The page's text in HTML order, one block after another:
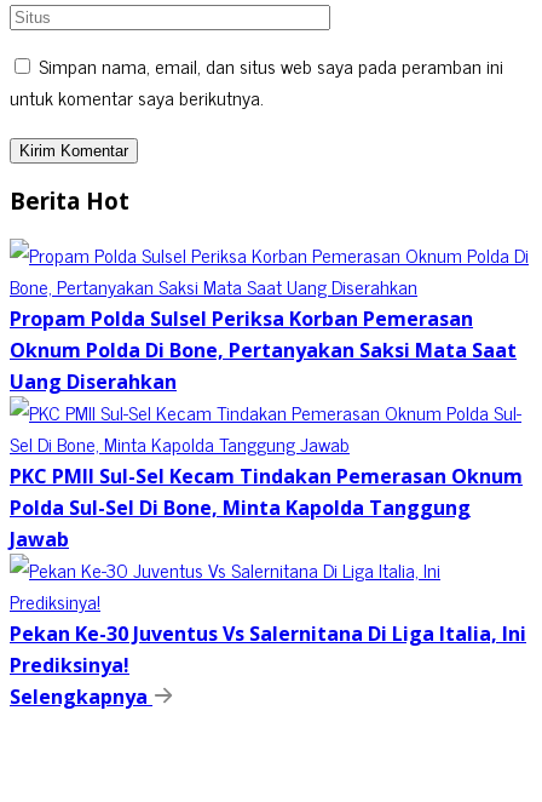
Simpan nama, email, dan situs web saya pada peramban ini
untuk komentar saya berikutnya.
Berita Hot
Propam Polda Sulsel Periksa Korban Pemerasan
Oknum Polda Di Bone, Pertanyakan Saksi Mata Saat
Uang Diserahkan
PKC PMII Sul-Sel Kecam Tindakan Pemerasan Oknum
Polda Sul-Sel Di Bone, Minta Kapolda Tanggung
Jawab
Pekan Ke-30 Juventus Vs Salernitana Di Liga Italia, Ini
Prediksinya!
Selengkapnya